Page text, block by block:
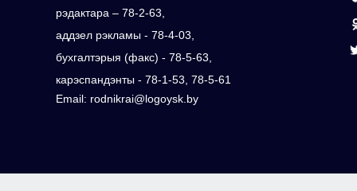
рэдактара – 78-2-63,
аддзел рэкламы - 78-4-03,
бухгалтэрыя (факс) - 78-5-63,
карэспандэнты - 78-1-53, 78-5-61
Email: rodnikrai@logoysk.by